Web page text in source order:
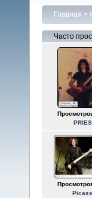
Главная >
Часто